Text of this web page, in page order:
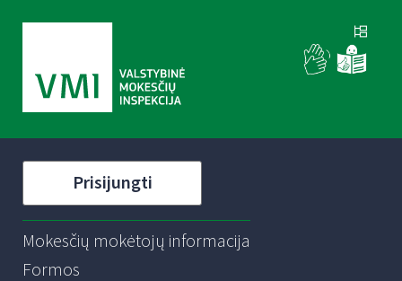
Prisijungti
Mokesčių mokėtojų informacija
Formos